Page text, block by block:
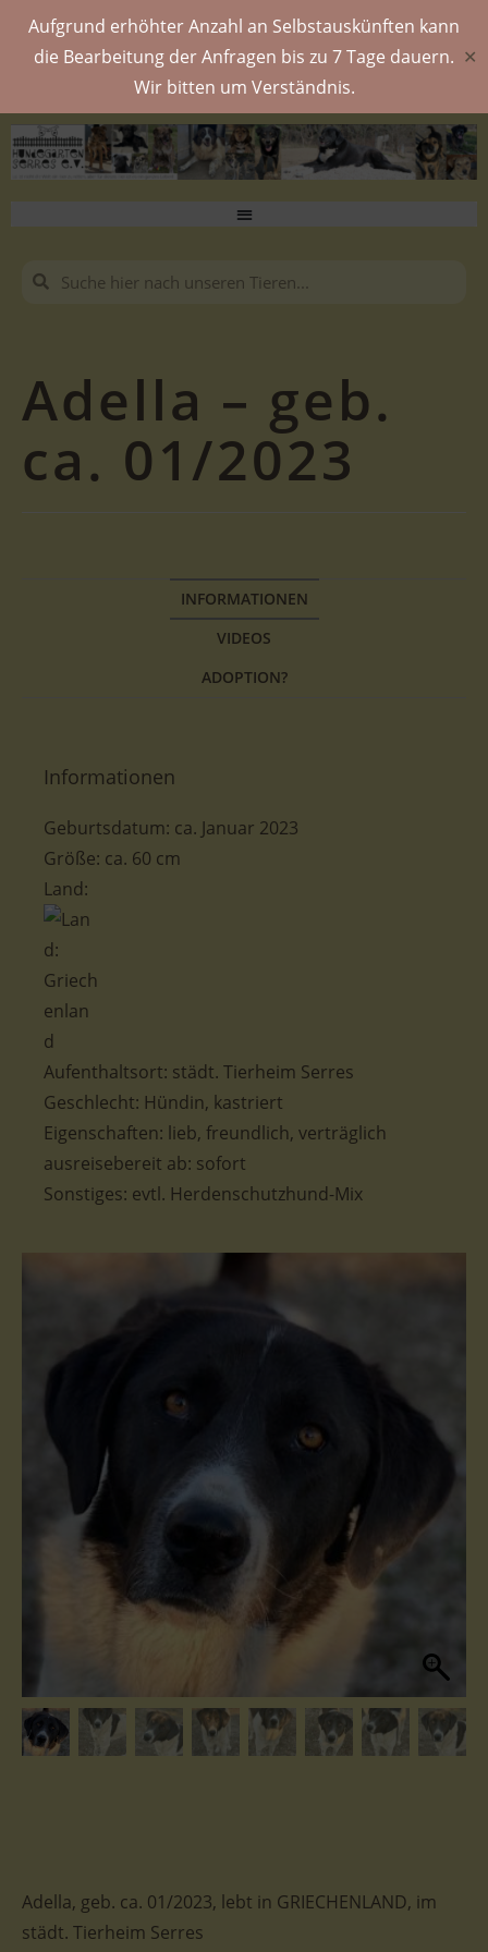
Aufgrund erhöhter Anzahl an Selbstauskünften kann
die Bearbeitung der Anfragen bis zu 7 Tage dauern.
Wir bitten um Verständnis.
✕
Adella – geb.
ca. 01/2023
INFORMATIONEN
VIDEOS
ADOPTION?
Informationen
Geburtsdatum: ca. Januar 2023
Größe: ca. 60 cm
Land:
Aufenthaltsort: städt. Tierheim Serres
Geschlecht: Hündin, kastriert
Eigenschaften: lieb, freundlich, verträglich
ausreisebereit ab: sofort
Sonstiges: evtl. Herdenschutzhund-Mix
Adella, geb. ca. 01/2023, lebt in GRIECHENLAND, im
städt. Tierheim Serres